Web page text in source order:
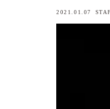
2021.01.07